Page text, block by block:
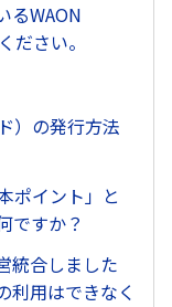
るWAON
ださい。
）の発行方法
ポイント」と
ですか？
統合しました
利用はできなく